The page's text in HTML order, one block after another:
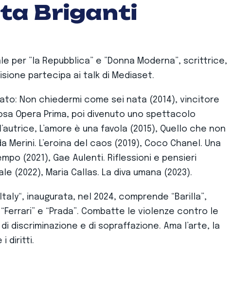
Briganti
per ”la Repubblica” e ”Donna Moderna”, scrittrice,
partecipa ai talk di Mediaset.
Non chiedermi come sei nata (2014), vincitore
Opera Prima, poi divenuto uno spettacolo
L’amore è una favola (2015), Quello che non
Merini. L’eroina del caos (2019), Coco Chanel. Una
(2021), Gae Aulenti. Riflessioni e pensieri
(2022), Maria Callas. La diva umana (2023).
inaugurata, nel 2024, comprende “Barilla”,
e “Prada”. Combatte le violenze contro le
discriminazione e di sopraffazione. Ama l’arte, la
i diritti.